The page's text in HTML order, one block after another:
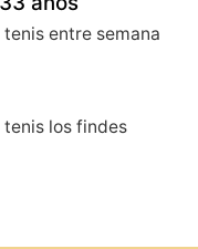
entre semana
tenis los findes